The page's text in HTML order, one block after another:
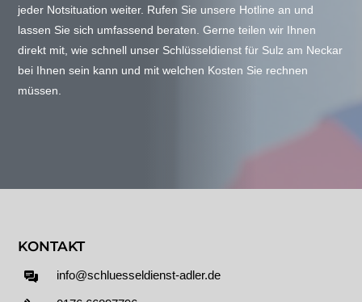
jeder Notsituation weiter. Rufen Sie unsere Hotline an und
lassen Sie sich umfassend beraten. Gerne teilen wir Ihnen
direkt mit, wie schnell unser Schlüsseldienst für Sulz am Neckar
bei Ihnen sein kann und mit welchen Kosten Sie rechnen
müssen.
KONTAKT
info@schluesseldienst-adler.de